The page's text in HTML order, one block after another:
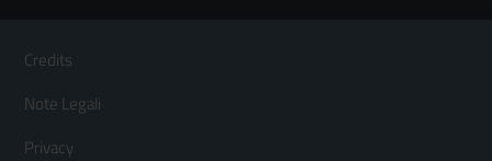
Footer
Menù
orizzontale
Credits
Note Legali
Privacy